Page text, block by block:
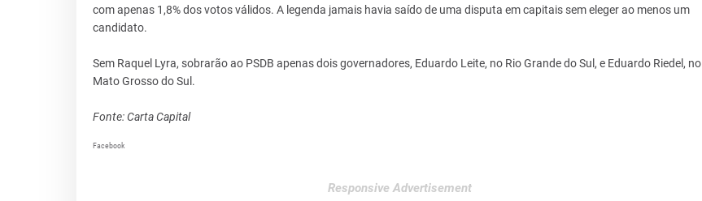
com apenas 1,8% dos votos válidos. A legenda jamais havia saído de uma disputa em capitais sem eleger ao menos um
candidato.
Sem Raquel Lyra, sobrarão ao PSDB apenas dois governadores, Eduardo Leite, no Rio Grande do Sul, e Eduardo Riedel, no
Mato Grosso do Sul.
Fonte: Carta Capital
Facebook
Responsive Advertisement